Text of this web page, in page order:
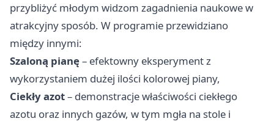
przybliżyć młodym widzom zagadnienia naukowe w
atrakcyjny sposób. W programie przewidziano
między innymi:
Szaloną pianę– efektowny eksperyment z
wykorzystaniem dużej ilości kolorowej piany,
Ciekły azot– demonstracje właściwości ciekłego
azotu oraz innych gazów, w tym mgła na stole i